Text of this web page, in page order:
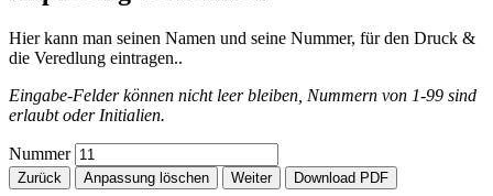
Hier kann man seinen Namen und seine Nummer, für den Druck &
die Veredlung eintragen..
Eingabe-Felder können nicht leer bleiben, Nummern von 1-99 sind
erlaubt oder Initialien.
Nummer
Zurück Anpassung löschen Weiter Download PDF